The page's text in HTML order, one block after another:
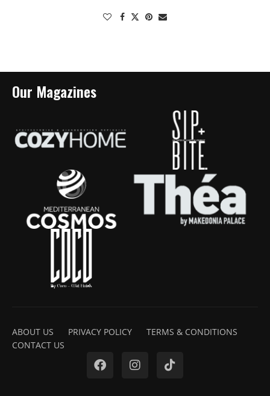
Our Magazines
ABOUT US PRIVACY POLICY
TERMS & CONDITIONS
CONTACT US